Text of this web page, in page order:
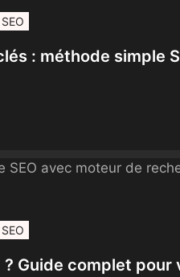
SEO
: méthode simple
SEO
? Guide complet